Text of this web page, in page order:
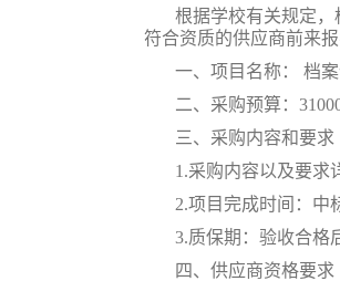
根据学校有关规定
符合资质的供应商前来报
一、项目名称：
档
二、采购预算：
三、采购内容和要求
1.采购内容以及要求
2.项目完成时间：中
3.质保期：验收合格
四、供应商资格要求